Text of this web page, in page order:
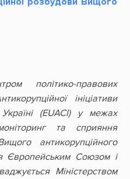
політико-правових
ініціативи
(EUACI) у межах
та сприяння
антикорупційного
Європейським Союзом і
Міністерством